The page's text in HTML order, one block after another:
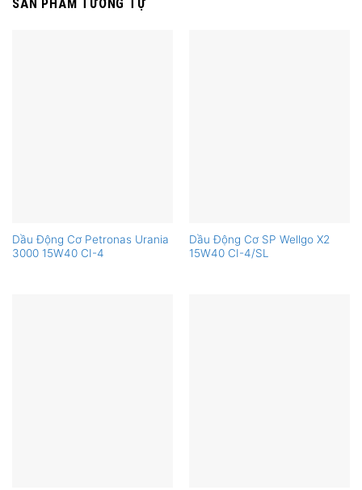
SẢN PHẨM TƯƠNG TỰ
Dầu Động Cơ Petronas Urania
3000 15W40 CI-4
Dầu Động Cơ SP Wellgo X2
15W40 CI-4/SL